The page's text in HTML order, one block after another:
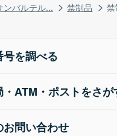
ンバルテル...
禁制品
号を調べる
・ATM・ポストをさが
お問い合わせ